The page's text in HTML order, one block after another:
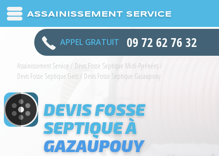
ASSAINISSEMENT SERVICE
APPEL GRATUIT 09 72 62 76 32
Assainissement Service / Devis Fosse Septique Midi-Pyrénées /
Devis Fosse Septique Gers/ Devis Fosse Septique Gazaupouy
DEVIS FOSSE
SEPTIQUE À
GAZAUPOUY